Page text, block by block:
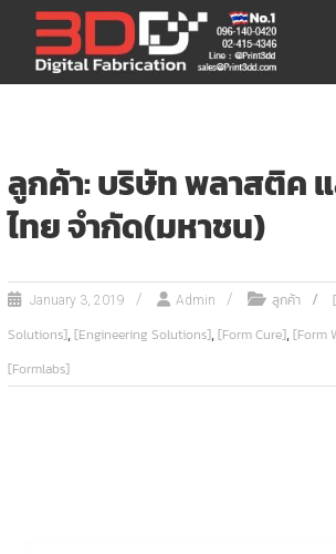
content
3DD DIGITAL FABRICATION
เครื่องพิมพ์3มิติ สแกนเนอร์
เลเซอร์
ลูกค้า: บริษัท พลาสติค
ไทย จำกัด(มหาชน)
January 3, 2019 Admin ลูกค้า
Solutions],[Engineering Solutions],[Form Cure],[Form
[Formlabs]